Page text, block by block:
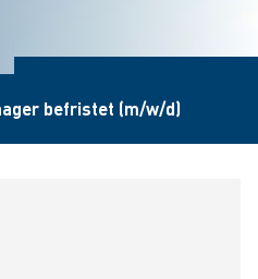
befristet (m/w/d)